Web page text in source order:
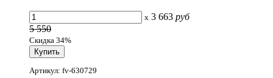
x 3 663 руб
5 550
Скидка 34%
Артикул: fv-630729